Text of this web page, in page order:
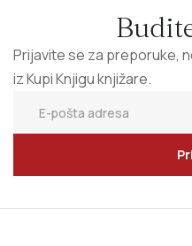
Prijavite se za preporuke,
iz Kupi Knjigu knjižare.